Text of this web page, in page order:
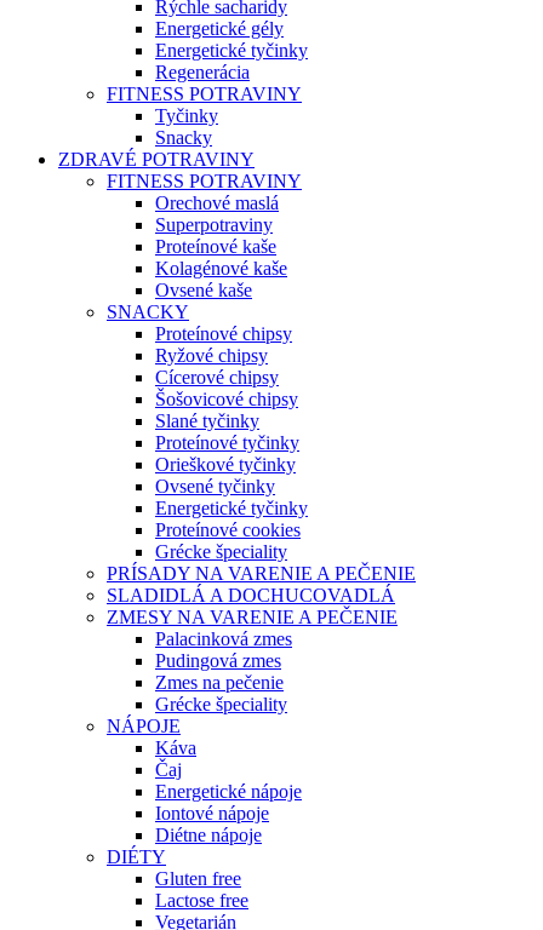
Rýchle sacharidy
Energetické gély
Energetické tyčinky
Regenerácia
FITNESS POTRAVINY
Tyčinky
Snacky
ZDRAVÉ POTRAVINY
FITNESS POTRAVINY
Orechové maslá
Superpotraviny
Proteínové kaše
Kolagénové kaše
Ovsené kaše
SNACKY
Proteínové chipsy
Ryžové chipsy
Cícerové chipsy
Šošovicové chipsy
Slané tyčinky
Proteínové tyčinky
Orieškové tyčinky
Ovsené tyčinky
Energetické tyčinky
Proteínové cookies
Grécke špeciality
PRÍSADY NA VARENIE A PEČENIE
SLADIDLÁ A DOCHUCOVADLÁ
ZMESY NA VARENIE A PEČENIE
Palacinková zmes
Pudingová zmes
Zmes na pečenie
Grécke špeciality
NÁPOJE
Káva
Čaj
Energetické nápoje
Iontové nápoje
Diétne nápoje
DIÉTY
Gluten free
Lactose free
Vegetarián